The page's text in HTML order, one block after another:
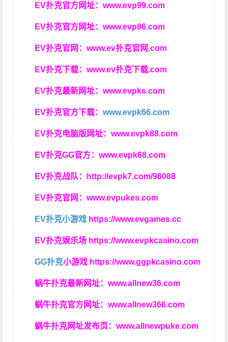
EV扑克官方网址：www.evp99.com
EV扑克官方网址：www.evp86.com
EV扑克官网：www.ev扑克官网.com
EV扑克下载：www.ev扑克下载.com
EV扑克最新网址：www.evpks.com
EV扑克官方下载：www.evpk66.com
EV扑克电脑版网址：www.evpk88.com
EV扑克GG官方：www.evpk68.com
EV扑克战队： http://evpk7.com/96088
EV扑克官网：www.evpukes.com
EV扑克小游戏 https://www.evgames.cc
EV扑克娱乐场 https://www.evpkcasino.com
GG扑克小游戏 https://www.ggpkcasino.com
蜗牛扑克最新网址：www.allnew36.com
蜗牛扑克官方网址：www.allnew366.com
蜗牛扑克网址发布页：www.allnewpuke.com